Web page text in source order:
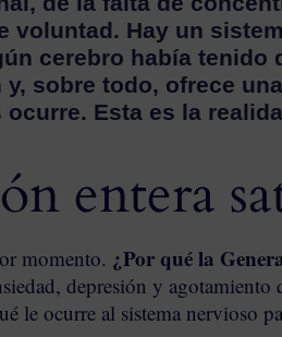
voluntad. Hay un
cerebro había tenido
sobre todo, ofrece
Esta es la
entera
momento. ¿Por qué la
depresión y
le ocurre al sistema nervioso